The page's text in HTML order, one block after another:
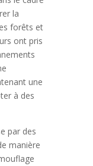
la
forêts et
ont pris
une
à des
par des
manière